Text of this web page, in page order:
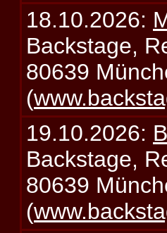
18.10.2026:
Backstage,
80639
(
19.10.2026:
Backstage,
80639
(